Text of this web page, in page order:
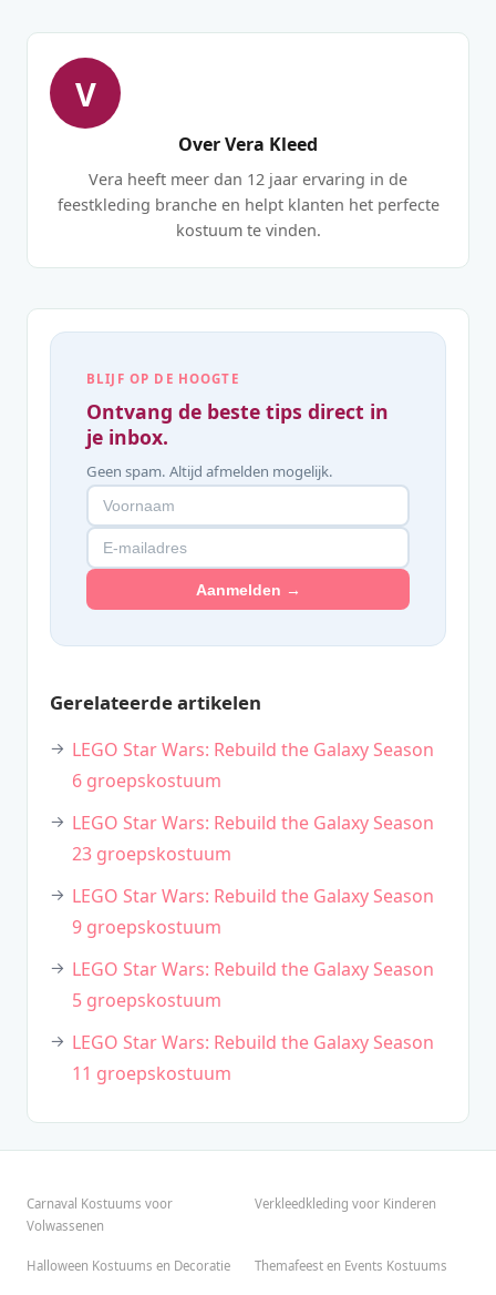
V
Over Vera Kleed
Vera heeft meer dan 12 jaar ervaring in de
feestkleding branche en helpt klanten het perfecte
kostuum te vinden.
BLIJF OP DE HOOGTE
Ontvang de beste tips direct in
je inbox.
Geen spam. Altijd afmelden mogelijk.
Aanmelden →
Gerelateerde artikelen
LEGO Star Wars: Rebuild the Galaxy Season
6 groepskostuum
LEGO Star Wars: Rebuild the Galaxy Season
23 groepskostuum
LEGO Star Wars: Rebuild the Galaxy Season
9 groepskostuum
LEGO Star Wars: Rebuild the Galaxy Season
5 groepskostuum
LEGO Star Wars: Rebuild the Galaxy Season
11 groepskostuum
Carnaval Kostuums voor
Volwassenen
Verkleedkleding voor Kinderen
Halloween Kostuums en Decoratie Themafeest en Events Kostuums